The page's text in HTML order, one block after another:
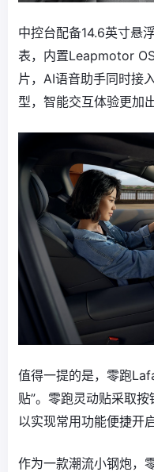
中控台配备14.6英寸悬
表，内置Leapmotor
片，AI语音助手同时接
型，智能交互体验更加出
值得一提的是，零跑
贴”。零跑灵动贴采取
以实现常用功能便捷开
作为一款潮流小钢炮，